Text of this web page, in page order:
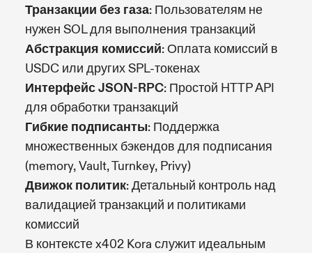
Транзакции без газа: Пользователям не
нужен SOL для выполнения транзакций
Абстракция комиссий: Оплата комиссий в
USDC или других SPL-токенах
Интерфейс JSON-RPC: Простой HTTP API
для обработки транзакций
Гибкие подписанты: Поддержка
множественных бэкендов для подписания
(memory, Vault, Turnkey, Privy)
Движок политик: Детальный контроль над
валидацией транзакций и политиками
комиссий
В контексте x402 Kora служит идеальным